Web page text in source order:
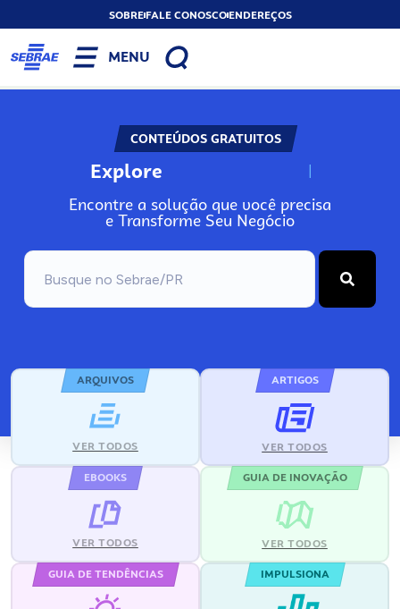
SOBREFALE CONOSCOENDEREÇOS
MENU
CONTEÚDOS GRATUITOS
Explore N
Encontre a solução que você precisa
e Transforme Seu Negócio
ARQUIVOS
VER TODOS
ARTIGOS
VER TODOS
EBOOKS
VER TODOS
GUIA DE INOVAÇÃO
VER TODOS
GUIA DE TENDÊNCIAS IMPULSIONA